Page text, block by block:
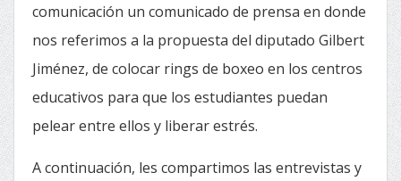
comunicación un comunicado de prensa en donde
nos referimos a la propuesta del diputado Gilbert
Jiménez, de colocar rings de boxeo en los centros
educativos para que los estudiantes puedan
pelear entre ellos y liberar estrés.
A continuación, les compartimos las entrevistas y